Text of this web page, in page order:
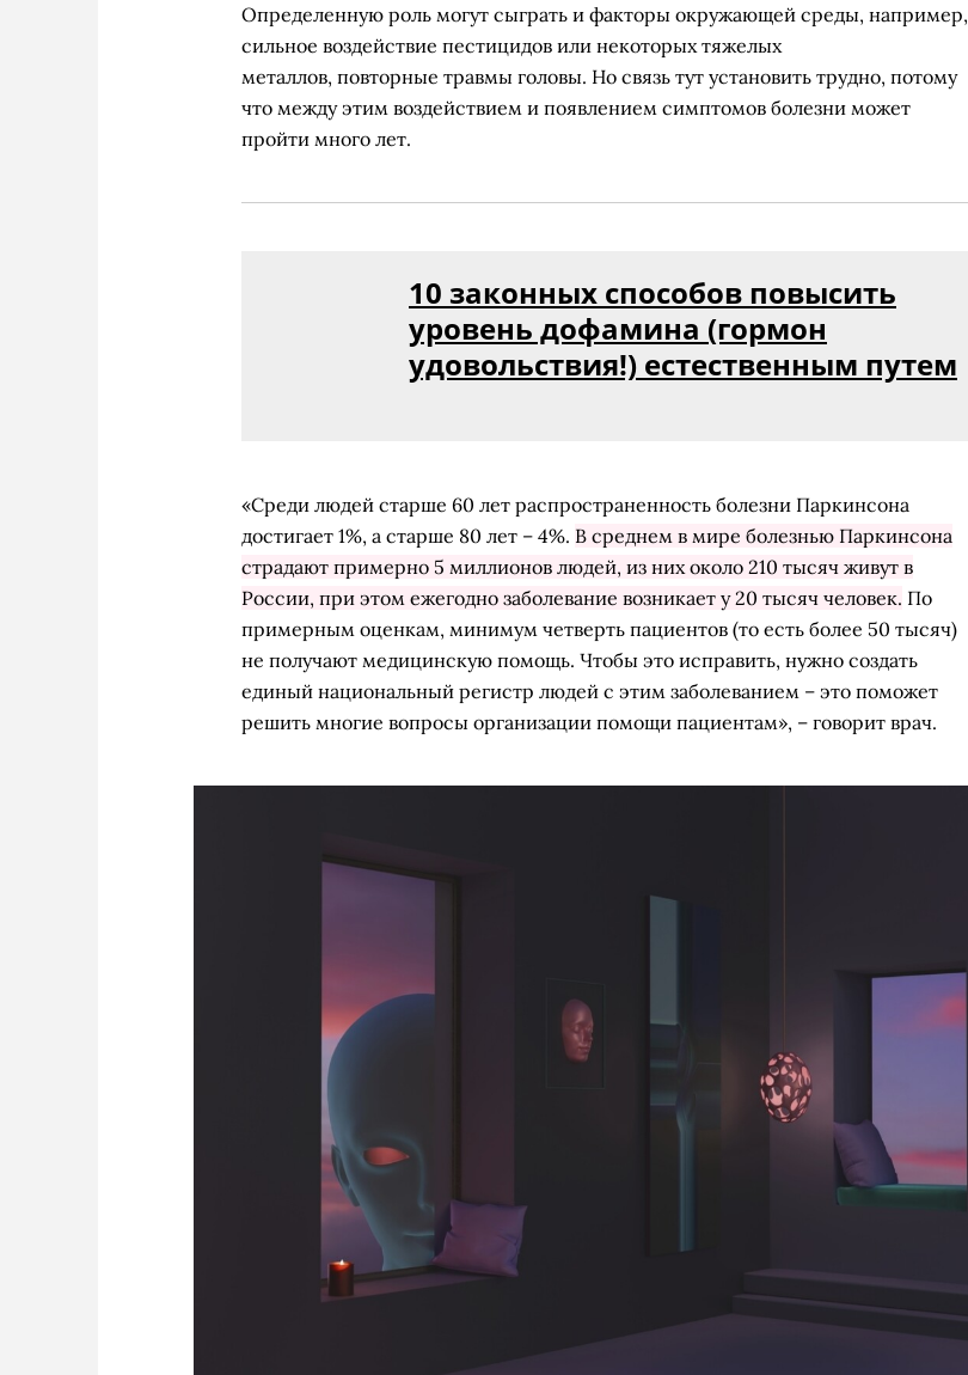
Определенную роль могут сыграть и факторы окружающей среды, например,
сильное воздействие пестицидов или некоторых тяжелых
металлов, повторные травмы головы. Но связь тут установить трудно, потому
что между этим воздействием и появлением симптомов болезни может
пройти много лет.
10 законных способов повысить
уровень дофамина (гормон
удовольствия!) естественным путем
«Среди людей старше 60 лет распространенность болезни Паркинсона
достигает 1%, а старше 80 лет – 4%. В среднем в мире болезнью Паркинсона
страдают примерно 5 миллионов людей, из них около 210 тысяч живут в
России, при этом ежегодно заболевание возникает у 20 тысяч человек. По
примерным оценкам, минимум четверть пациентов (то есть более 50 тысяч)
не получают медицинскую помощь. Чтобы это исправить, нужно создать
единый национальный регистр людей с этим заболеванием – это поможет
решить многие вопросы организации помощи пациентам», – говорит врач.